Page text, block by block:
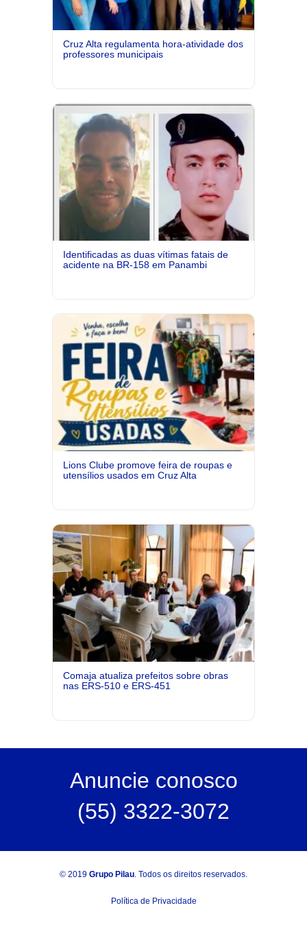
Cruz Alta regulamenta hora-atividade dos
professores municipais
Identificadas as duas vítimas fatais de
acidente na BR-158 em Panambi
Lions Clube promove feira de roupas e
utensílios usados em Cruz Alta
Comaja atualiza prefeitos sobre obras
nas ERS-510 e ERS-451
Anuncie conosco
(55) 3322-3072
© 2019 Grupo Pilau. Todos os direitos reservados.
Política de Privacidade